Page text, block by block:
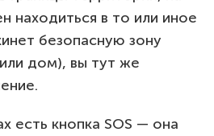
находиться в то или иное
безопасную зону
дом), вы тут же
есть кнопка SOS — она